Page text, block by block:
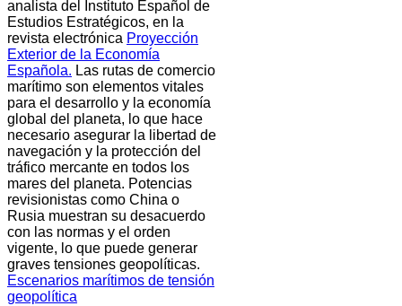
analista del Instituto Español de
Estudios Estratégicos, en la
revista electrónica Proyección
Exterior de la Economía
Española. Las rutas de comercio
marítimo son elementos vitales
para el desarrollo y la economía
global del planeta, lo que hace
necesario asegurar la libertad de
navegación y la protección del
tráfico mercante en todos los
mares del planeta. Potencias
revisionistas como China o
Rusia muestran su desacuerdo
con las normas y el orden
vigente, lo que puede generar
graves tensiones geopolíticas.
Escenarios marítimos de tensión
geopolítica